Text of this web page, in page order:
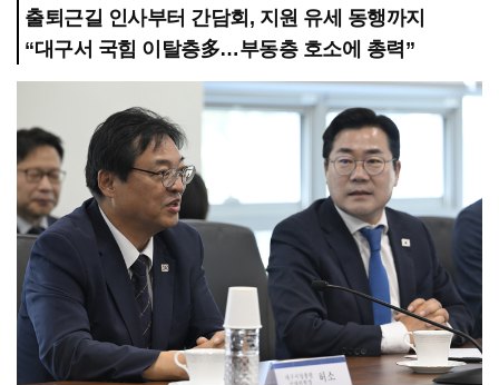
출퇴근길 인사부터 간담회, 지원 유세 동행까지
“대구서 국힘 이탈층多…부동층 호소에 총력”